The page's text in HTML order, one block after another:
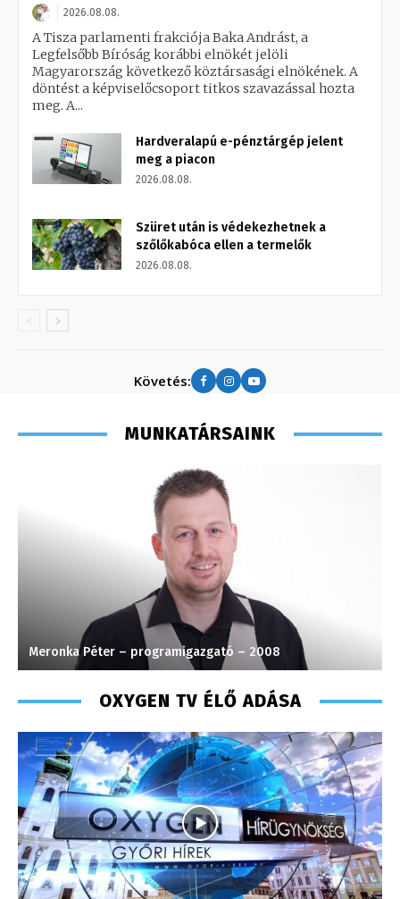
2026.08.08.
A Tisza parlamenti frakciója Baka Andrást, a
Legfelsőbb Bíróság korábbi elnökét jelöli
Magyarország következő köztársasági elnökének. A
döntést a képviselőcsoport titkos szavazással hozta
meg. A...
Hardveralapú e-pénztárgép jelent
meg a piacon
2026.08.08.
Szüret után is védekezhetnek a
szőlőkabóca ellen a termelők
2026.08.08.
Követés:
MUNKATÁRSAINK
Meronka Péter – programigazgató – 2008
OXYGEN TV ÉLŐ ADÁSA